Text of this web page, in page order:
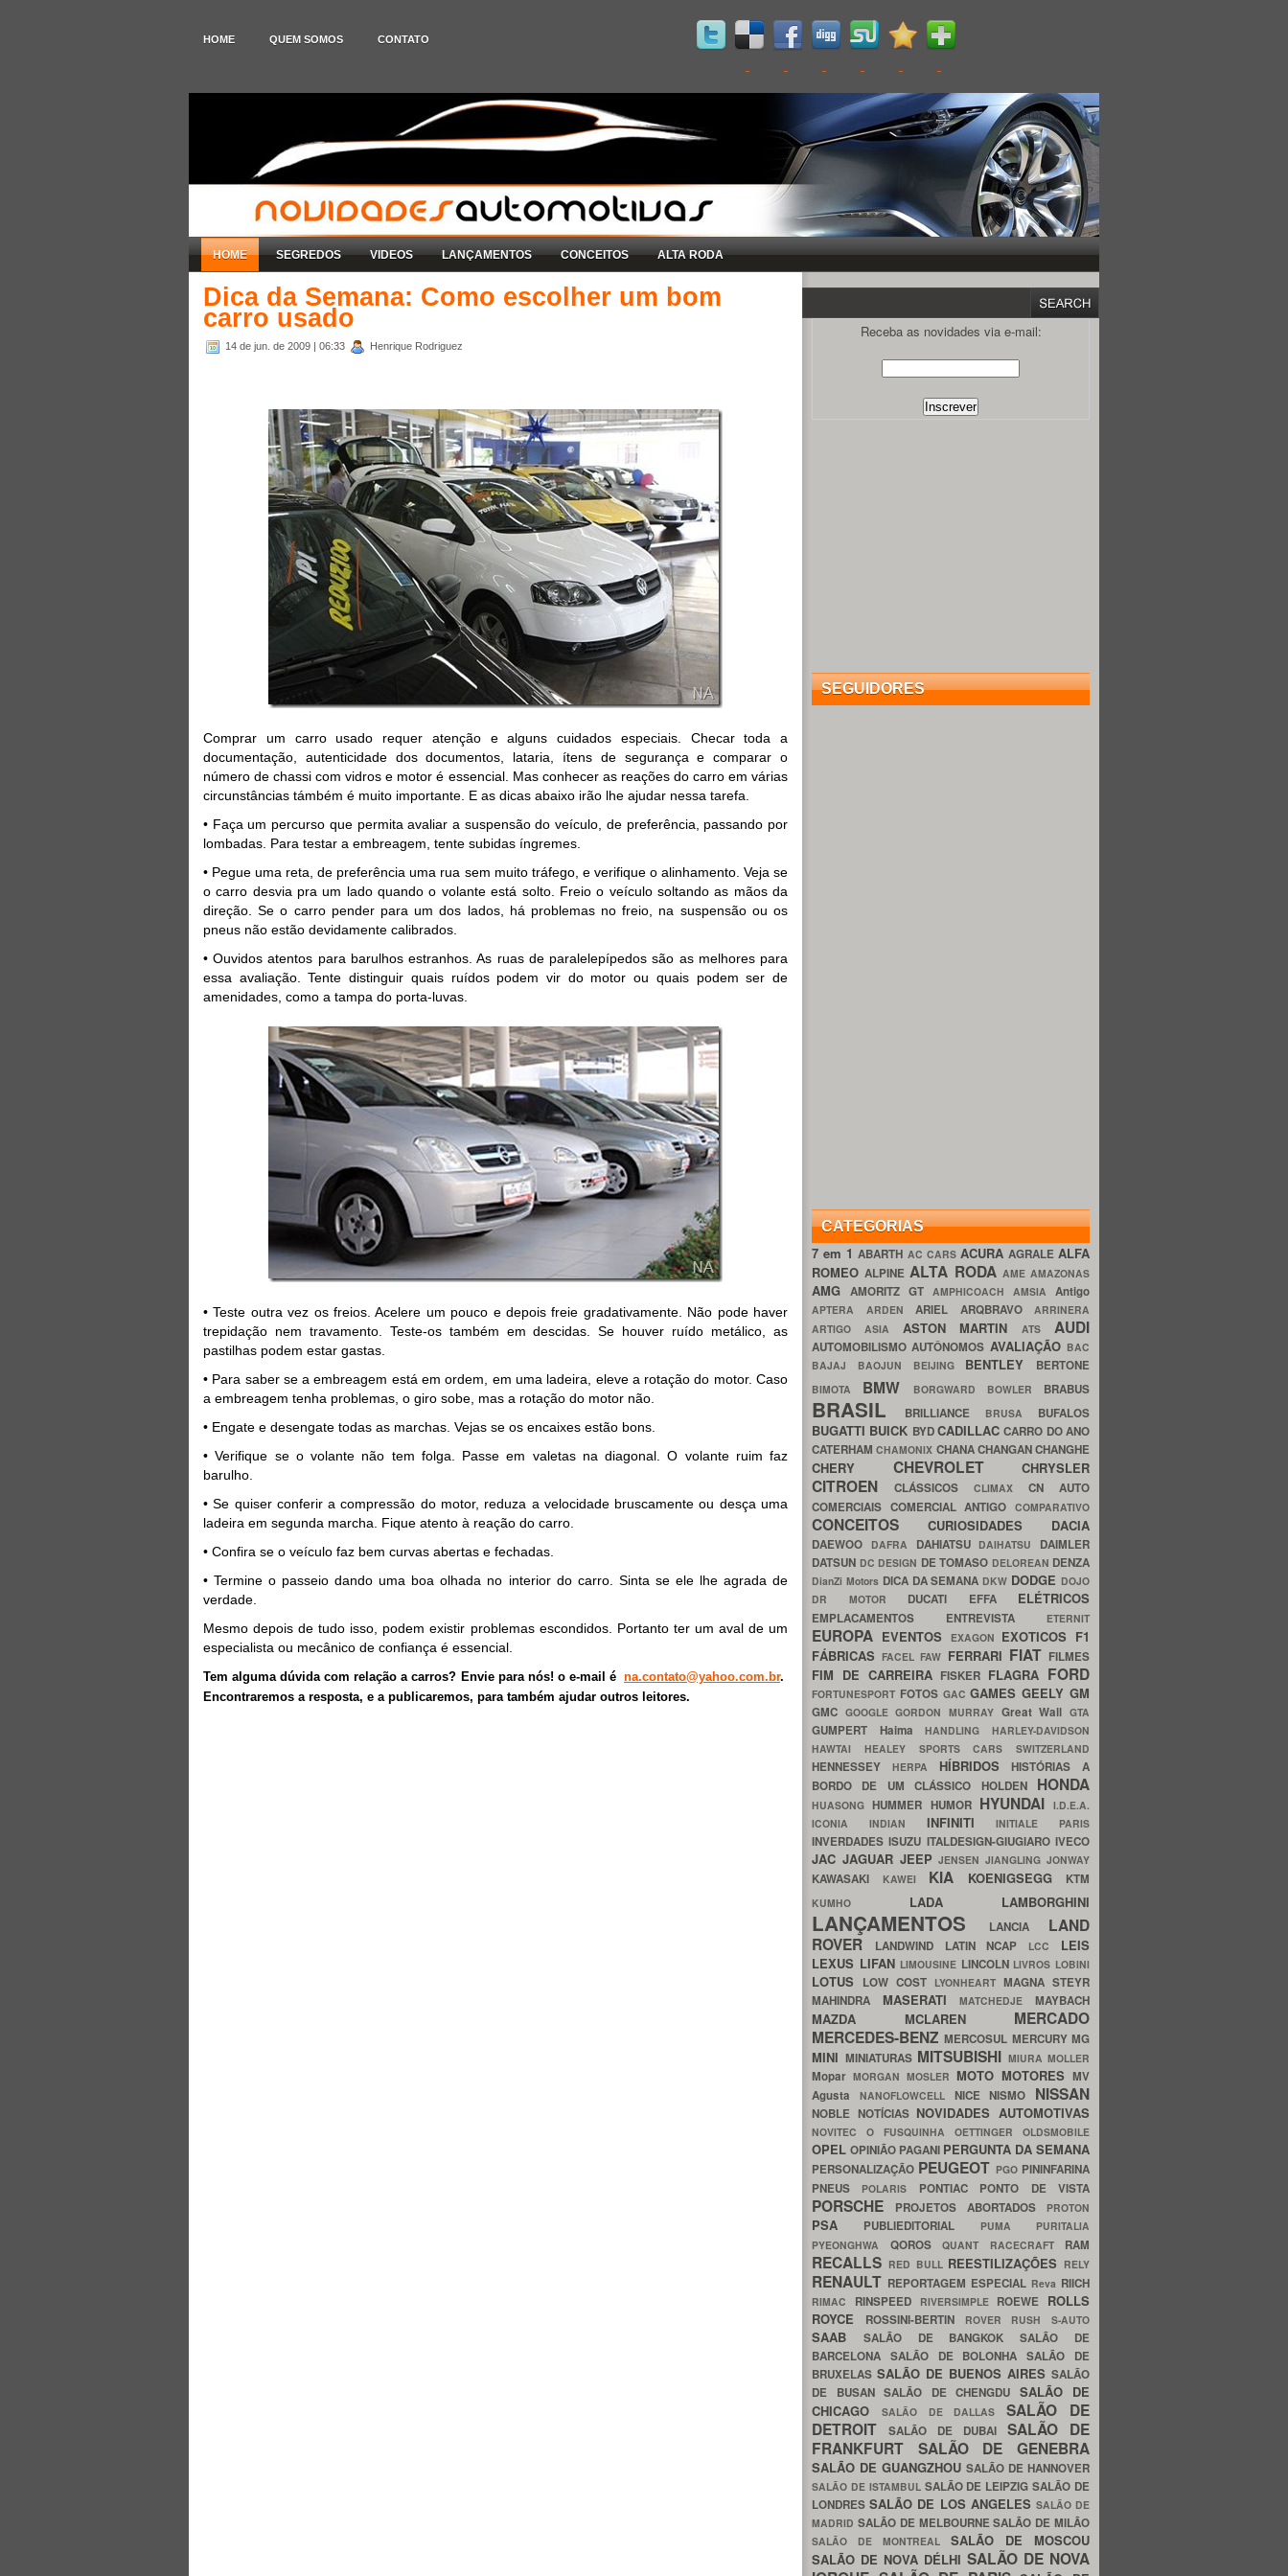
HOME QUEM SOMOS CONTATO
HOME SEGREDOS VIDEOS LANÇAMENTOS CONCEITOS ALTA RODA
Dica da Semana: Como escolher um bom
carro usado
14 de jun. de 2009 | 06:33 Henrique Rodriguez
Comprar um carro usado requer atenção e alguns cuidados especiais. Checar toda a
documentação, autenticidade dos documentos, lataria, ítens de segurança e comparar o
número de chassi com vidros e motor é essencial. Mas conhecer as reações do carro em várias
circunstâncias támbém é muito importante. E as dicas abaixo irão lhe ajudar nessa tarefa.
• Faça um percurso que permita avaliar a suspensão do veículo, de preferência, passando por
lombadas. Para testar a embreagem, tente subidas íngremes.
• Pegue uma reta, de preferência uma rua sem muito tráfego, e verifique o alinhamento. Veja se
o carro desvia pra um lado quando o volante está solto. Freio o veículo soltando as mãos da
direção. Se o carro pender para um dos lados, há problemas no freio, na suspensão ou os
pneus não estão devidamente calibrados.
• Ouvidos atentos para barulhos estranhos. As ruas de paralelepípedos são as melhores para
essa avaliação. Tente distinguir quais ruídos podem vir do motor ou quais podem ser de
amenidades, como a tampa do porta-luvas.
• Teste outra vez os freios. Acelere um pouco e depois freie gradativamente. Não pode haver
trepidação nem travamento. Teste-os também em descidas. Se houver ruído metálico, as
pastilhas podem estar gastas.
• Para saber se a embreagem está em ordem, em uma ladeira, eleve a rotação do motor. Caso
a embreagem tenha problemas, o giro sobe, mas a rotação do motor não.
• Engate e desengate todas as marchas. Vejas se os encaixes estão bons.
• Verifique se o volante não tem folga. Passe em valetas na diagonal. O volante ruim faz
barulho.
• Se quiser conferir a compressão do motor, reduza a velocidade bruscamente ou desça uma
ladeira em segunda marcha. Fique atento à reação do carro.
• Confira se o veículo faz bem curvas abertas e fechadas.
• Termine o passeio dando uma boa olhada no interior do carro. Sinta se ele lhe agrada de
verdade.
Mesmo depois de tudo isso, podem existir problemas escondidos. Portanto ter um aval de um
especialista ou mecânico de confiança é essencial.
Tem alguma dúvida com relação a carros? Envie para nós! o e-mail é na.contato@yahoo.com.br.
Encontraremos a resposta, e a publicaremos, para também ajudar outros leitores.
Receba as novidades via e-mail:
SEGUIDORES
CATEGORIAS
7 em 1ABARTH AC CARS ACURA AGRALE ALFA
ROMEOALPINEALTA RODA AME AMAZONAS
AMG AMORITZ GT AMPHICOACH AMSIA Antigo
APTERA ARDEN ARIEL ARQBRAVO ARRINERA
ARTIGO ASIA ASTON MARTINATS AUDI
AUTOMOBILISMOAUTÔNOMOS AVALIAÇÃO BAC
BAJAJ BAOJUN BEIJING BENTLEY BERTONE
BIMOTA BMW BORGWARD BOWLER BRABUS
BRASIL BRILLIANCE BRUSA BUFALOS
BUGATTI BUICK BYDCADILLACCARRO DO ANO
CATERHAMCHAMONIX CHANACHANGANCHANGHE
CHERY CHEVROLET CHRYSLER
CITROEN CLÁSSICOS CLIMAX CN AUTO
COMERCIAIS COMERCIAL ANTIGOCOMPARATIVO
CONCEITOS CURIOSIDADES DACIA
DAEWOO DAFRA DAHIATSU DAIHATSU DAIMLER
DATSUN DC DESIGN DE TOMASO DELOREAN DENZA
DianZi Motors DICA DA SEMANA DKW DODGE DOJO
DR MOTOR DUCATI EFFA ELÉTRICOS
EMPLACAMENTOS ENTREVISTA ETERNIT
EUROPA EVENTOS EXAGON EXOTICOS F1
FÁBRICASFACELFAW FERRARI FIAT FILMES
FIM DE CARREIRA FISKER FLAGRA FORD
FORTUNESPORT FOTOS GACGAMESGEELYGM
GMC GOOGLEGORDON MURRAY Great WallGTA
GUMPERT HaimaHANDLINGHARLEY-DAVIDSON
HAWTAI HEALEY SPORTS CARS SWITZERLAND
HENNESSEY HERPA HÍBRIDOSHISTÓRIAS A
BORDO DE UM CLÁSSICO HOLDEN HONDA
HUASONGHUMMER HUMOR HYUNDAI I.D.E.A.
ICONIA INDIAN INFINITIINITIALE PARIS
INVERDADESISUZU ITALDESIGN-GIUGIAROIVECO
JAC JAGUAR JEEPJENSENJIANGLINGJONWAY
KAWASAKI KAWEI KIA KOENIGSEGG KTM
KUMHO LADA LAMBORGHINI
LANÇAMENTOS LANCIA LAND
ROVER
LANDWIND LATIN NCAP LCC LEIS
LEXUS LIFAN LIMOUSINE LINCOLN LIVROS LOBINI
LOTUS LOW COST LYONHEART MAGNA STEYR
MAHINDRA MASERATIMATCHEDJEMAYBACH
MAZDA MCLAREN MERCADO
MERCEDES-BENZMERCOSUL MERCURYMG
MINI MINIATURAS MITSUBISHI MIURA MOLLER
Mopar MORGAN MOSLER MOTO MOTORES MV
Agusta NANOFLOWCELL NICENISMO NISSAN
NOBLE NOTÍCIAS NOVIDADES AUTOMOTIVAS
NOVITEC O FUSQUINHA OETTINGER OLDSMOBILE
OPEL OPINIÃO PAGANI PERGUNTA DA SEMANA
PERSONALIZAÇÃO PEUGEOT PGO PININFARINA
PNEUS
POLARIS PONTIAC PONTO DE VISTA
PORSCHE PROJETOS ABORTADOS PROTON
PSA PUBLIEDITORIAL PUMA PURITALIA
PYEONGHWA QOROS QUANT RACECRAFT RAM
RECALLS RED BULL REESTILIZAÇÕES RELY
RENAULT REPORTAGEM ESPECIAL Reva RIICH
RIMAC RINSPEED RIVERSIMPLE ROEWE ROLLS
ROYCE
ROSSINI-BERTIN ROVER RUSH S-AUTO
SAAB SALÃO DE BANGKOKSALÃO DE
BARCELONA SALÃO DE BOLONHASALÃO DE
BRUXELAS SALÃO DE BUENOS AIRES SALÃO
DE BUSAN SALÃO DE CHENGDU SALÃO DE
CHICAGO
SALÃO DE DALLASSALÃO DE
DETROIT
SALÃO DE DUBAI SALÃO DE
FRANKFURT SALÃO DE GENEBRA
SALÃO DE GUANGZHOU SALÃO DE HANNOVER
SALÃO DE ISTAMBUL SALÃO DE LEIPZIGSALÃO DE
LONDRESSALÃO DE LOS ANGELES SALÃO DE
MADRID SALÃO DE MELBOURNESALÃO DE MILÃO
SALÃO DE MONTREAL SALÃO DE MOSCOU
SALÃO DE NOVA DÉLHI SALÃO DE NOVA